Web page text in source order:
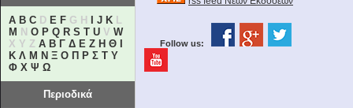
A B C D E F G H J K L
M N O P Q R S T U V W
X Y Z Α Β Γ Δ Ε Ζ Η Θ
Κ Λ Μ Ν Ξ Ο Π Ρ Σ Τ Υ
Φ Χ Ψ Ω
Περιοδικά
Follow us: